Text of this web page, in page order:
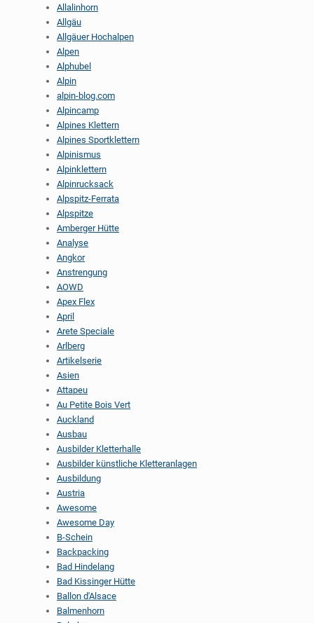
Allalinhorn
Allgäu
Allgäuer Hochalpen
Alpen
Alphubel
Alpin
alpin-blog.com
Alpincamp
Alpines Klettern
Alpines Sportklettern
Alpinismus
Alpinklettern
Alpinrucksack
Alpspitz-Ferrata
Alpspitze
Amberger Hütte
Analyse
Angkor
Anstrengung
AOWD
Apex Flex
April
Arete Speciale
Arlberg
Artikelserie
Asien
Attapeu
Au Petite Bois Vert
Auckland
Ausbau
Ausbilder Kletterhalle
Ausbilder künstliche Kletteranlagen
Ausbildung
Austria
Awesome
Awesome Day
B-Schein
Backpacking
Bad Hindelang
Bad Kissinger Hütte
Ballon d'Alsace
Balmenhorn